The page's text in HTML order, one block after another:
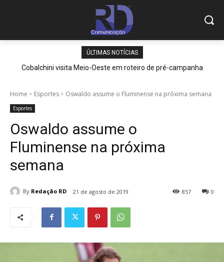
ÚLTIMAS NOTÍCIAS
Cobalchini visita Meio-Oeste em roteiro de pré-campanha
Home Esportes Oswaldo assume o Fluminense na próxima semana
Esportes
Oswaldo assume o
Fluminense na próxima
semana
By Redação RD 21 de agosto de 2019 0
857